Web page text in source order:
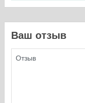
Ваш отзыв